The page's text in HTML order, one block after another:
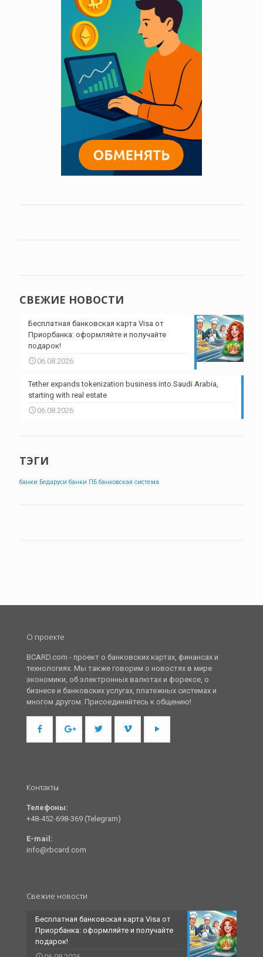
СВЕЖИЕ НОВОСТИ
Бесплатная банковская карта Visa от
Приорбанка: оформляйте и получайте
подарок!
06.08.2026
Tether expands tokenization business into Saudi Arabia,
starting with real estate
06.08.2026
ТЭГИ
банки Бедаруси банки ПБ банковская система
О проекте
BCARD.com - проект о банковских картах, финансах и
технологиях. Мы также говорим о новостях в мире
экономики, об электронных валютах и форексе, о
бизнесе и банковских услугах, платежных системах и
многом другом. Присоединяйтесь к общению!
Контакты
Телефоны:
+48-452-698-369 (Telegram)
E-mail:
info@rbcard.com
Свежие новости
Бесплатная банковская карта Visa от
Приорбанка: оформляйте и получайте
подарок!